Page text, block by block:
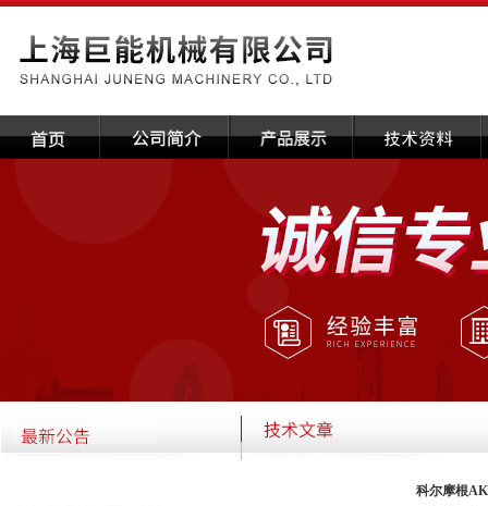
科尔摩根